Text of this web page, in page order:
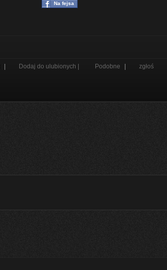
Na fejsa
Dodaj do ulubionych | Podobne zgłoś